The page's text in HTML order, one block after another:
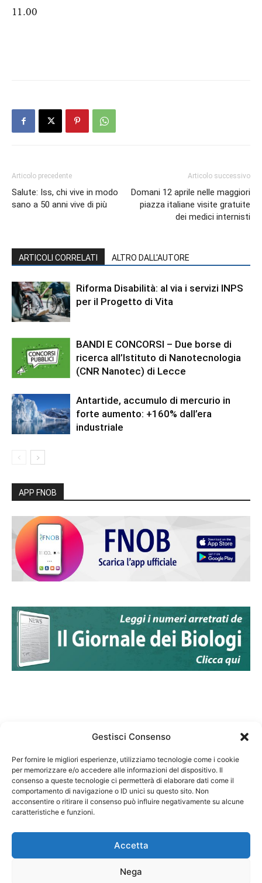
Gestisci Consenso
Per fornire le migliori esperienze, utilizziamo tecnologie come i cookie
per memorizzare e/o accedere alle informazioni del dispositivo. Il
consenso a queste tecnologie ci permetterà di elaborare dati come il
comportamento di navigazione o ID unici su questo sito. Non
acconsentire o ritirare il consenso può influire negativamente su alcune
caratteristiche e funzioni.
Accetta
Nega
11.00
Articolo precedente
Salute: Iss, chi vive in modo
sano a 50 anni vive di più
Articolo successivo
Domani 12 aprile nelle maggiori
piazza italiane visite gratuite
dei medici internisti
ARTICOLI CORRELATI ALTRO DALL'AUTORE
Riforma Disabilità: al via i servizi INPS
per il Progetto di Vita
BANDI E CONCORSI – Due borse di
ricerca all’Istituto di Nanotecnologia
(CNR Nanotec) di Lecce
Antartide, accumulo di mercurio in
forte aumento: +160% dall’era
industriale
APP FNOB
Federazione Nazionale Degli Ordini dei Biologi:
codice fiscale 80069130583
Responsabile sito internet www.fnob.it: